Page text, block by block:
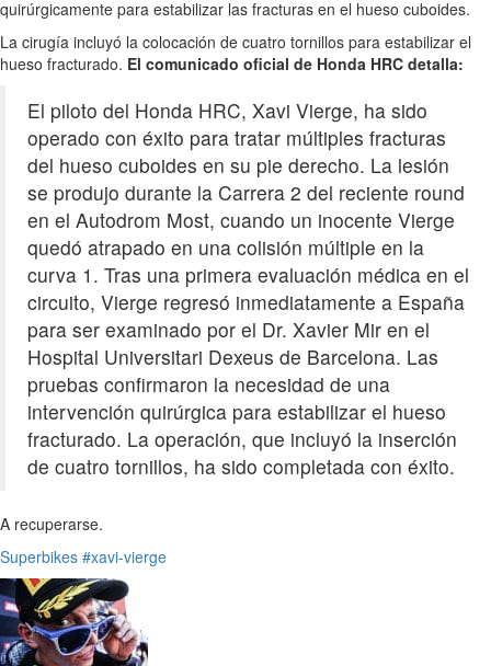
quirúrgicamente para estabilizar las fracturas en el hueso cuboides.
La cirugía incluyó la colocación de cuatro tornillos para estabilizar el
hueso fracturado. El comunicado oficial de Honda HRC detalla:
El piloto del Honda HRC, Xavi Vierge, ha sido
operado con éxito para tratar múltiples fracturas
del hueso cuboides en su pie derecho. La lesión
se produjo durante la Carrera 2 del reciente round
en el Autodrom Most, cuando un inocente Vierge
quedó atrapado en una colisión múltiple en la
curva 1. Tras una primera evaluación médica en el
circuito, Vierge regresó inmediatamente a España
para ser examinado por el Dr. Xavier Mir en el
Hospital Universitari Dexeus de Barcelona. Las
pruebas confirmaron la necesidad de una
intervención quirúrgica para estabilizar el hueso
fracturado. La operación, que incluyó la inserción
de cuatro tornillos, ha sido completada con éxito.
A recuperarse.
Superbikes #xavi-vierge